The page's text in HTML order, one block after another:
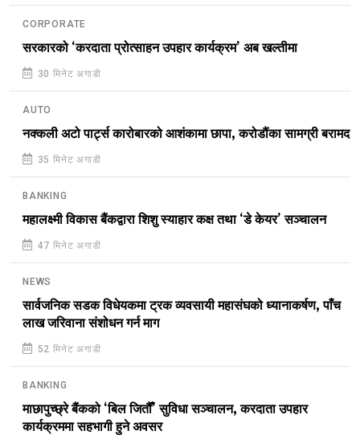
CORPORATE
सरकारको ‘करदाता प्रोत्साहन उपहार कार्यक्रम’ अब खल्तीमा
30 मिनेट अगाडी
AUTO
नक्कली अटो पार्ट्स कारोबारको आशंकामा छापा, करोडौंका सामग्री बरामद
35 मिनेट अगाडी
BANKING
महालक्ष्मी विकास बैंकद्वारा शिशु स्याहार कक्ष तथा ‘डे केयर’ सञ्चालन
47 मिनेट अगाडी
NEWS
सार्वजनिक सडक विधेयकमा ट्रक व्यवसायी महासंघको ध्यानाकर्षण, पाँच
लाख जरिवाना संशोधन गर्न माग
52 मिनेट अगाडी
BANKING
माछापुच्छ्रे बैंकको ‘बिल जितौँ’ सुविधा सञ्चालन, करदाता उपहार
कार्यक्रममा सहभागी हुने अवसर